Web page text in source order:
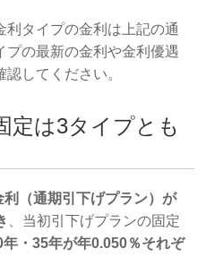
利タイプの金利は上記の通
プの最新の金利や金利優遇
してください。
定は3タイプとも
利（通期引下げプラン）が
、当初引下げプランの固定
・35年が年0.050％それぞ